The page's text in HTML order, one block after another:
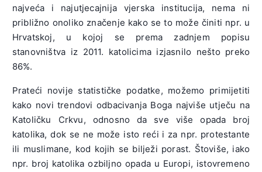
najveća i najutjecajnija vjerska institucija, nema ni
približno onoliko značenje kako se to može činiti npr. u
Hrvatskoj, u kojoj se prema zadnjem popisu
stanovništva iz 2011. katolicima izjasnilo nešto preko
86%.
Prateći novije statističke podatke, možemo primijetiti
kako novi trendovi odbacivanja Boga najviše utječu na
Katoličku Crkvu, odnosno da sve više opada broj
katolika, dok se ne može isto reći i za npr. protestante
ili muslimane, kod kojih se bilježi porast. Štoviše, iako
npr. broj katolika ozbiljno opada u Europi, istovremeno